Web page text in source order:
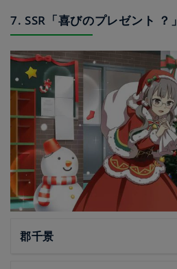
7. SSR「喜びのプレゼント ？」
郡千景